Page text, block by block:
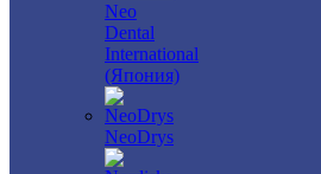
Neo
Dental
International
(Япония)
NeoDrys